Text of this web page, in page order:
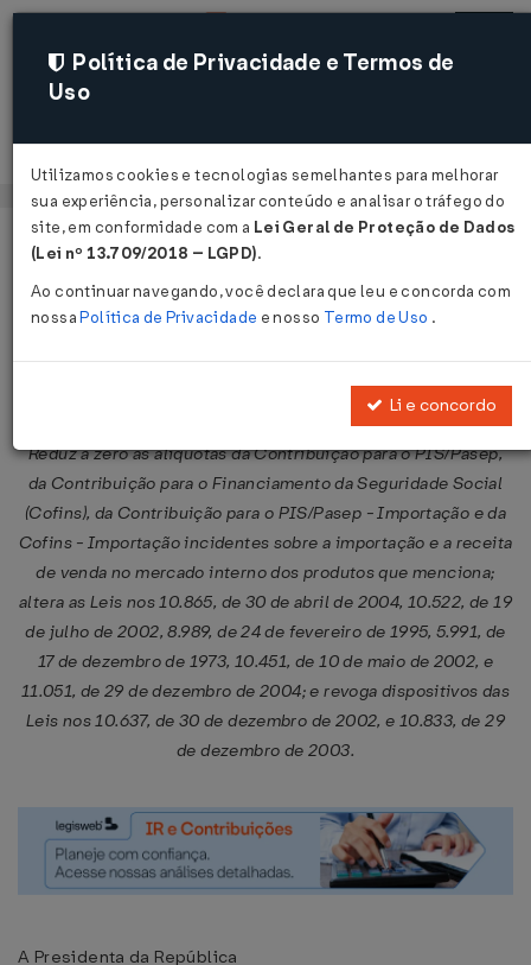
Acessar
Página Inicial Legislações
Lei Nº 12649 DE 17/05/2012
Publicado no DOU em 18 mai 2012
Reduz a zero as alíquotas da Contribuição para o PIS/Pasep,
da Contribuição para o Financiamento da Seguridade Social
(Cofins), da Contribuição para o PIS/Pasep - Importação e da
Cofins - Importação incidentes sobre a importação e a receita
de venda no mercado interno dos produtos que menciona;
altera as Leis nos 10.865, de 30 de abril de 2004, 10.522, de 19
de julho de 2002, 8.989, de 24 de fevereiro de 1995, 5.991, de
17 de dezembro de 1973, 10.451, de 10 de maio de 2002, e
11.051, de 29 de dezembro de 2004; e revoga dispositivos das
Leis nos 10.637, de 30 de dezembro de 2002, e 10.833, de 29
de dezembro de 2003.
A Presidenta da República
Política de Privacidade e Termos de
Uso
Utilizamos cookies e tecnologias semelhantes para melhorar
sua experiência, personalizar conteúdo e analisar o tráfego do
site, em conformidade com a Lei Geral de Proteção de Dados
(Lei nº 13.709/2018 – LGPD).
Ao continuar navegando, você declara que leu e concorda com
nossaPolítica de Privacidade e nosso Termo de Uso .
Li e concordo